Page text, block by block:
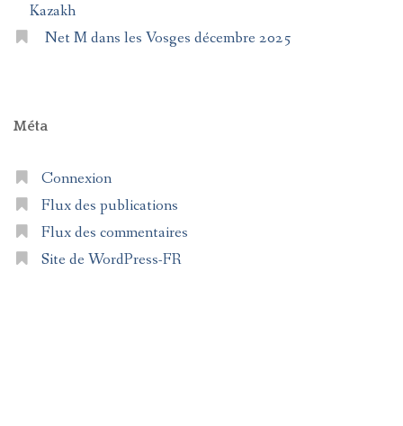
Kazakh
Net M dans les Vosges décembre 2025
Méta
Connexion
Flux des publications
Flux des commentaires
Site de WordPress-FR